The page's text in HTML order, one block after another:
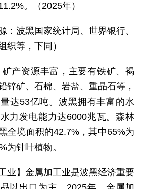
。（2025年）
：波黑国家统计局、世界银行、
织等，下同）
矿产资源丰富，主要有铁矿、褐
锌矿、石棉、岩盐、重晶石等，
达53亿吨。波黑拥有丰富的水
力发电能力达6000兆瓦。森林
全境面积的42.7%，其中65%为
为针叶植物。
业】金属加工业是波黑经济重要